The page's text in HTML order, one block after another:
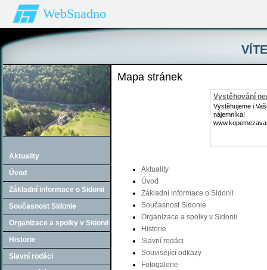
WebSnadno
Aktuality
Úvod
Základní informace o Sidonii
Současnost Sidonie
Organizace a spolky v Sidonii
Historie
Slavní rodáci
Mapa stránek
Vystěhování
Vystěhujeme i
nájemníka!
Aktuality
Úvod
Základní informace o Sidonii
Současnost Sidonie
Organizace a spolky v Sidonii
Historie
Slavní rodáci
Související odkazy
Fotogalerie